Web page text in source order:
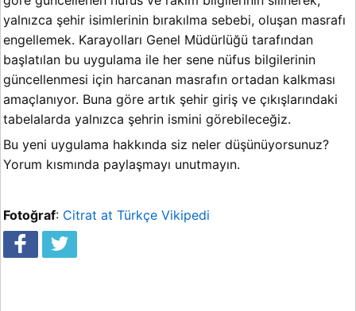
yalnızca şehir isimlerinin bırakılma sebebi, oluşan masrafı
engellemek. Karayolları Genel Müdürlüğü tarafından
başlatılan bu uygulama ile her sene nüfus bilgilerinin
güncellenmesi için harcanan masrafın ortadan kalkması
amaçlanıyor. Buna göre artık şehir giriş ve çıkışlarındaki
tabelalarda yalnızca şehrin ismini görebileceğiz.
Bu yeni uygulama hakkında siz neler düşünüyorsunuz?
Yorum kısmında paylaşmayı unutmayın.
Fotoğraf: Citrat at Türkçe Vikipedi